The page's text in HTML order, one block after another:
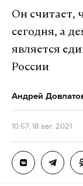
Следователи
на обочине
Он считает,
сегодня, а
является
России
Андрей
10:57, 18 авг. 2021